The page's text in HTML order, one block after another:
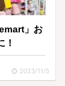
」お
！
2023/11/5